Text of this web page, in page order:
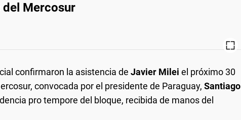
Mercosur
confirmaron la asistencia de Javier Milei el próximo 30
convocada por el presidente de Paraguay, Santiago
pro tempore del bloque, recibida de manos del